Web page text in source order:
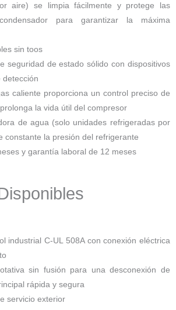
aire) se limpia fácilmente y protege las
para garantizar la máxima
sin toos
seguridad de estado sólido con dispositivos
detección
caliente proporciona un control preciso de
la vida útil del compresor
de agua (solo unidades refrigeradas por
constante la presión del refrigerante
y garantía laboral de 12 meses
industrial C-UL 508A con conexión eléctrica
sin fusión para una desconexión de
rápida y segura
servicio exterior